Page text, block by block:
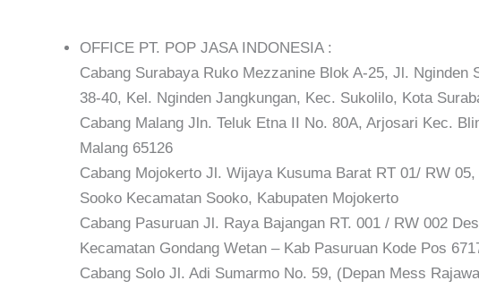
OFFICE PT. POP JASA INDONESIA :
Cabang Surabaya Ruko Mezzanine Blok A-25, Jl. Nginden
38-40, Kel. Nginden Jangkungan, Kec. Sukolilo, Kota
Cabang Malang Jln. Teluk Etna II No. 80A, Arjosari Kec.
Malang 65126
Cabang Mojokerto Jl. Wijaya Kusuma Barat RT 01/ RW 05,
Sooko Kecamatan Sooko, Kabupaten Mojokerto
Cabang Pasuruan Jl. Raya Bajangan RT. 001 / RW 002
Kecamatan Gondang Wetan – Kab Pasuruan Kode Pos
Cabang Solo Jl. Adi Sumarmo No. 59, (Depan Mess